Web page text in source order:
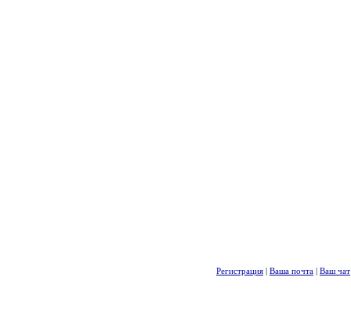
Регистрация | Ваша почта | Ваш чат